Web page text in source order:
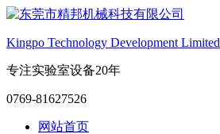
Kingpo Technology Development Limited
专注实验室设备20年
0769-81627526
网站首页